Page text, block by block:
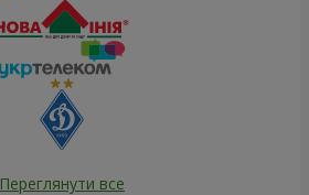
Переглянути все